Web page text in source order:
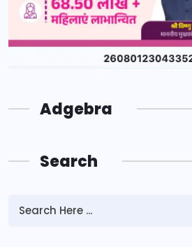
Adgebra
Search